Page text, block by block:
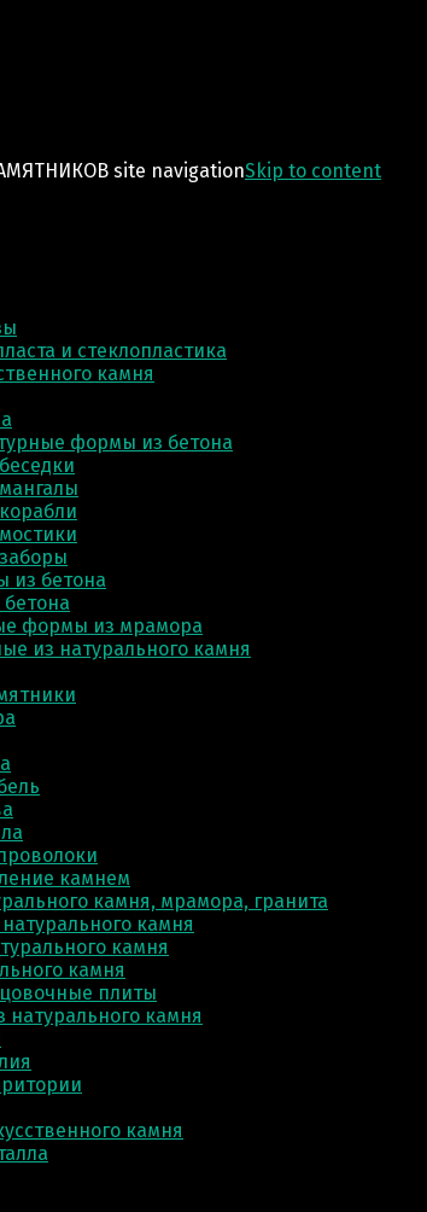
site navigationSkip to content
и стеклопластика
камня
формы из бетона
из бетона
формы из мрамора
из натурального камня
камнем
камня, мрамора, гранита
камня
камня
камня
плиты
натурального камня
камня